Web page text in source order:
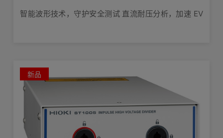
智能波形技术，守护安全测试 直流耐压分析，加速 EV
新品